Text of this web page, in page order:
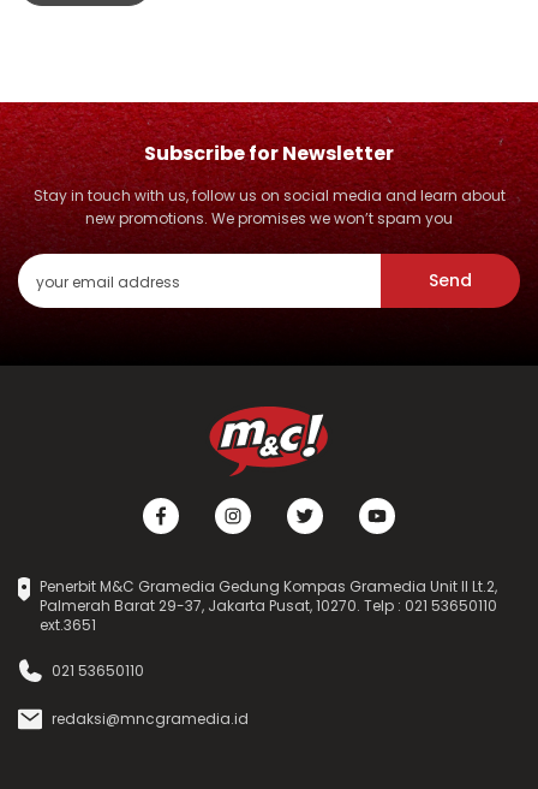
Subscribe for Newsletter
Stay in touch with us, follow us on social media and learn about
new promotions. We promises we won’t spam you
Send
Penerbit M&C Gramedia Gedung Kompas Gramedia Unit II Lt.2,
Palmerah Barat 29-37, Jakarta Pusat, 10270. Telp : 021 53650110
ext.3651
021 53650110
redaksi@mncgramedia.id